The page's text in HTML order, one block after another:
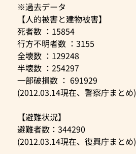
※過去データ
【人的被害と建物被害】
死者数 ：15854
行方不明者数 ：3155
全壊数 ：129248
半壊数 ：254297
一部破損数 ： 691929
(2012.03.14現在、警察庁まとめ)
【避難状況】
避難者数：344290
(2012.03.14現在、復興庁まとめ)